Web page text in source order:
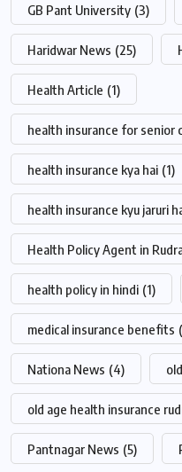
GB Pant University (3)
Haridwar News (25)
Health Article (1)
health insurance for senior
health insurance kya hai (1)
health insurance kyu jaruri
Health Policy Agent in
health policy in hindi (1)
medical insurance benefits
Nationa News (4)
old age health insurance
Pantnagar News (5)